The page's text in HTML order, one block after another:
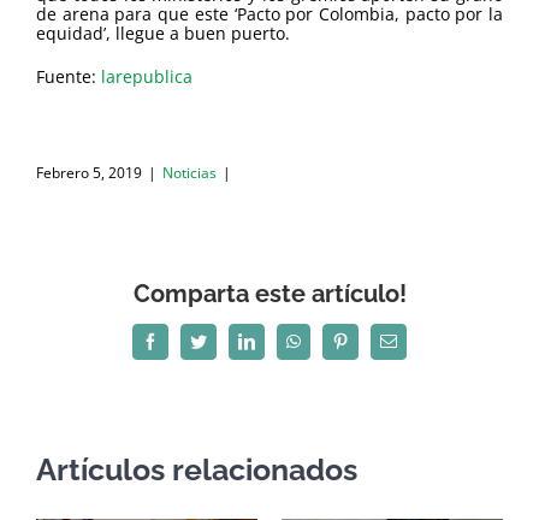
de arena para que este ‘Pacto por Colombia, pacto por la
equidad’, llegue a buen puerto.
Fuente: larepublica
Febrero 5, 2019 | Noticias |
Comparta este artículo!
FacebookTwitterLinkedInWhatsAppPinterestCorreo
Artículos relacionados